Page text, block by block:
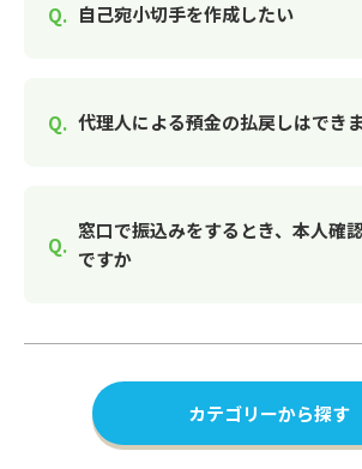
自己宛小切手を作成したい
代理人による預金の払戻しはでき
窓口で振込みをするとき、本人確
ですか
カテゴリーから探す